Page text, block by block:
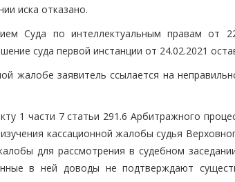
иска отказано.
Суда по интеллектуальным правам от
суда первой инстанции от 24.02.2021
жалобе заявитель ссылается на
1 части 7 статьи 291.6 Арбитражного
кассационной жалобы судья
для рассмотрения в судебном
в ней доводы не подтверждают